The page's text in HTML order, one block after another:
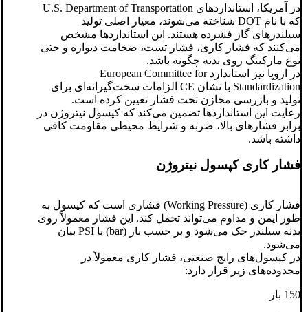
در آمریکا، استانداردهای U.S. Department of Transportation
که با نام DOT شناخته می‌شوند، معیار اصلی تولید
سیلندرهای گاز فشرده هستند. این استانداردها مشخص
می‌کنند که فشار کاری، فشار تست، ضخامت دیواره و حتی
نوع مارکینگ روی بدنه چگونه باشد.
در اروپا نیز استاندارد European Committee for
Standardization با نشان CE الزامات سخت‌گیرانه‌ای برای
تولید و بازرسی مخازن تحت فشار تعیین کرده است.
رعایت این استانداردها تضمین می‌کند که کپسول نیتروژن در
برابر فشارهای بالا، ضربه و شرایط محیطی مقاومت کافی
داشته باشد.
فشار کاری کپسول نیتروژن
فشار کاری (Working Pressure) فشاری است که کپسول به
طور ایمن و مداوم می‌تواند تحمل کند. این فشار معمولاً روی
بدنه سیلندر حک می‌شود و بر حسب بار (bar) یا PSI بیان
می‌شود.
در کپسول‌های رایج صنعتی، فشار کاری معمولاً در
محدوده‌های زیر قرار دارد:
150 بار